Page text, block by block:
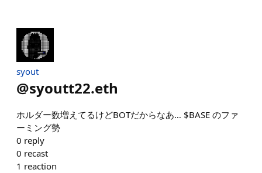
syout
@syoutt22.eth
ホルダー数増えてるけどBOTだからなあ… $BASE のファ
ーミング勢
0 reply
0 recast
1 reaction